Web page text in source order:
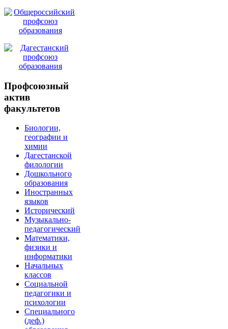
Профсоюзный
актив
факультетов
Биологии,
географии и
химии
Дагестанской
филологии
Дошкольного
образования
Иностранных
языков
Исторический
Музыкально-
педагогический
Математики,
физики и
информатики
Начальных
классов
Социальной
педагогики и
психологии
Специального
(деф.)